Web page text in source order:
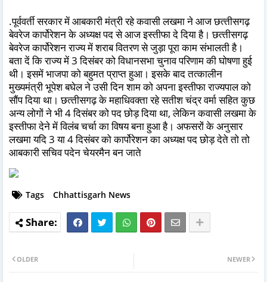
.पूर्ववर्ती सरकार में आबकारी मंत्री रहे कवासी लखमा ने आज छत्‍तीसगढ़
बेवरेज कार्पोरेशन के अध्‍यक्ष पद से आज इस्‍तीफा दे दिया है। छत्‍तीसगढ़
बेवरेज कार्पोरेशन राज्‍य में शराब वितरण से जुड़ा पूरा काम संभालती है।
बता दें कि राज्‍य में 3 दिसंबर को विधानसभा चुनाव परिणाम की घोषणा हुई
थी। इसमें भाजपा को बहुमत प्राप्‍त हुआ। इसके बाद तत्‍कालीन
मुख्‍यमंत्री भूपेश बघेल ने उसी दिन शाम को अपना इस्‍तीफा राज्‍यपाल को
सौंप दिया था। छत्‍तीसगढ़ के महाधिवक्‍ता रहे सतीश चंद्र वर्मा सहित कुछ
अन्‍य लोगों ने भी 4 दिसंबर को पद छोड़ दिया था, लेकिन कवासी लखमा के
इस्‍तीफा देने में विलंब चर्चा का विषय बना हुआ है। अफसरों के अनुसार
लखमा यदि 3 या 4 दिसंबर को कार्पोरेशन का अध्‍यक्ष पद छोड़ देते तो तो
आबकारी सचिव पदेन चेयरमैन बन जाते
Tags Chhattisgarh News
NEWER
OLDER